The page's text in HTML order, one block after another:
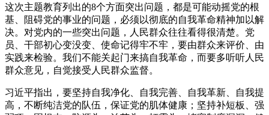
这次主题教育列出的8个方面突出问题，都是可能动摇党的根
基、阻碍党的事业的问题，必须以彻底的自我革命精神加以解
决。对党内的一些突出问题，人民群众往往看得很清楚。党
员、干部初心变没变、使命记得牢不牢，要由群众来评价、由
实践来检验。我们不能关起门来搞自我革命，而要多听听人民
群众意见，自觉接受人民群众监督。
习近平指出，要坚持自我净化、自我完善、自我革新、自我提
高，不断纯洁党的队伍，保证党的肌体健康；坚持补短板、强